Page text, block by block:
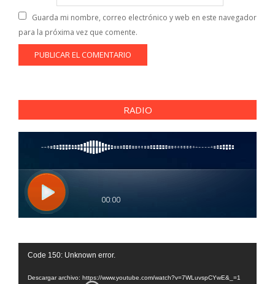
Guarda mi nombre, correo electrónico y web en este navegador
para la próxima vez que comente.
RADIO
Reproductor
vídeo
Code 150: Unknown error.
Descargar archivo: https://www.youtube.com/watch?v=7WLuvspCYwE&_=1